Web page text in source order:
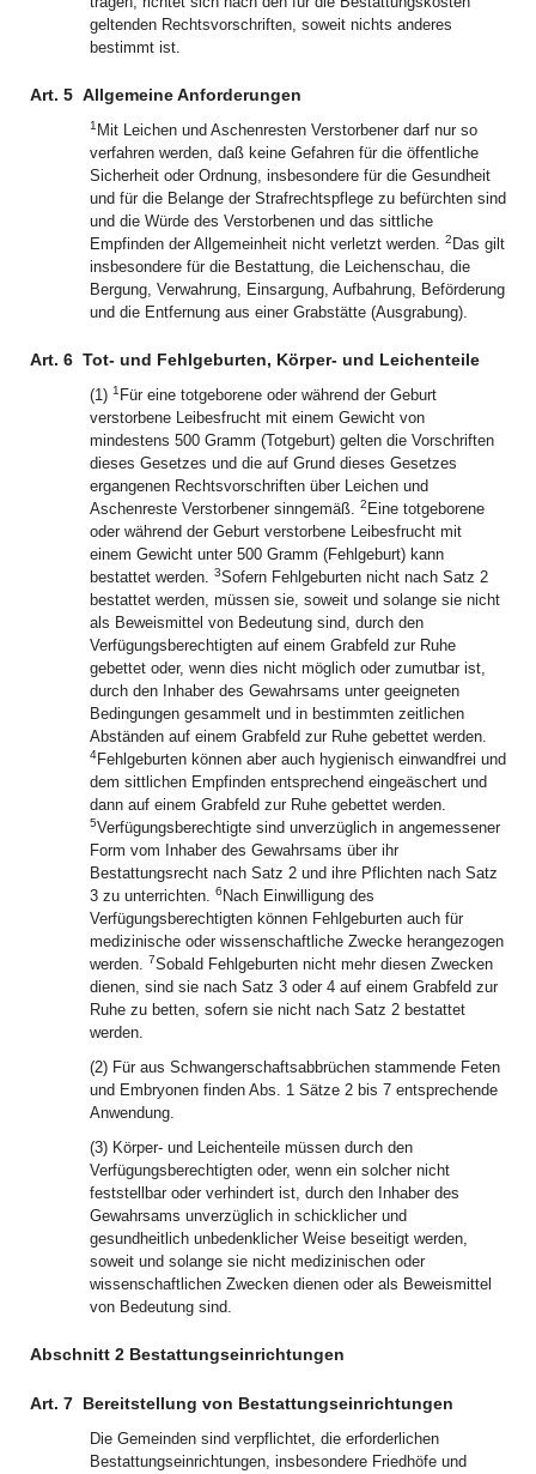
geltenden Rechtsvorschriften, soweit nichts anderes
bestimmt ist.
Art. 5 Allgemeine Anforderungen
1 Mit Leichen und Aschenresten Verstorbener darf nur so
verfahren werden, daß keine Gefahren für die öffentliche
Sicherheit oder Ordnung, insbesondere für die Gesundheit
und für die Belange der Strafrechtspflege zu befürchten sind
und die Würde des Verstorbenen und das sittliche
Empfinden der Allgemeinheit nicht verletzt werden. 2 Das gilt
insbesondere für die Bestattung, die Leichenschau, die
Bergung, Verwahrung, Einsargung, Aufbahrung, Beförderung
und die Entfernung aus einer Grabstätte (Ausgrabung).
Art. 6 Tot- und Fehlgeburten, Körper- und Leichenteile
(1) 1 Für eine totgeborene oder während der Geburt
verstorbene Leibesfrucht mit einem Gewicht von
mindestens 500 Gramm (Totgeburt) gelten die Vorschriften
dieses Gesetzes und die auf Grund dieses Gesetzes
ergangenen Rechtsvorschriften über Leichen und
Aschenreste Verstorbener sinngemäß. 2 Eine totgeborene
oder während der Geburt verstorbene Leibesfrucht mit
einem Gewicht unter 500 Gramm (Fehlgeburt) kann
bestattet werden. 3Sofern Fehlgeburten nicht nach Satz 2
bestattet werden, müssen sie, soweit und solange sie nicht
als Beweismittel von Bedeutung sind, durch den
Verfügungsberechtigten auf einem Grabfeld zur Ruhe
gebettet oder, wenn dies nicht möglich oder zumutbar ist,
durch den Inhaber des Gewahrsams unter geeigneten
Bedingungen gesammelt und in bestimmten zeitlichen
Abständen auf einem Grabfeld zur Ruhe gebettet werden.
4Fehlgeburten können aber auch hygienisch einwandfrei und
dem sittlichen Empfinden entsprechend eingeäschert und
dann auf einem Grabfeld zur Ruhe gebettet werden.
5Verfügungsberechtigte sind unverzüglich in angemessener
Form vom Inhaber des Gewahrsams über ihr
Bestattungsrecht nach Satz 2 und ihre Pflichten nach Satz
3 zu unterrichten. 6 Nach Einwilligung des
Verfügungsberechtigten können Fehlgeburten auch für
medizinische oder wissenschaftliche Zwecke herangezogen
werden. 7Sobald Fehlgeburten nicht mehr diesen Zwecken
dienen, sind sie nach Satz 3 oder 4 auf einem Grabfeld zur
Ruhe zu betten, sofern sie nicht nach Satz 2 bestattet
werden.
(2) Für aus Schwangerschaftsabbrüchen stammende Feten
und Embryonen finden Abs. 1 Sätze 2 bis 7 entsprechende
Anwendung.
(3) Körper- und Leichenteile müssen durch den
Verfügungsberechtigten oder, wenn ein solcher nicht
feststellbar oder verhindert ist, durch den Inhaber des
Gewahrsams unverzüglich in schicklicher und
gesundheitlich unbedenklicher Weise beseitigt werden,
soweit und solange sie nicht medizinischen oder
wissenschaftlichen Zwecken dienen oder als Beweismittel
von Bedeutung sind.
Abschnitt 2 Bestattungseinrichtungen
Art. 7 Bereitstellung von Bestattungseinrichtungen
Die Gemeinden sind verpflichtet, die erforderlichen
Bestattungseinrichtungen, insbesondere Friedhöfe und